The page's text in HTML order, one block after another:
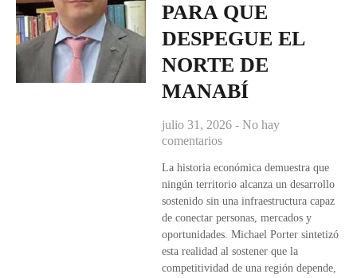
PARA QUE
DESPEGUE EL
NORTE DE
MANABÍ
julio 31, 2026 No hay
comentarios
La historia económica demuestra que
ningún territorio alcanza un desarrollo
sostenido sin una infraestructura capaz
de conectar personas, mercados y
oportunidades. Michael Porter sintetizó
esta realidad al sostener que la
competitividad de una región depende,